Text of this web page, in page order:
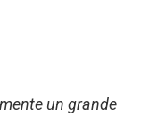
un grande